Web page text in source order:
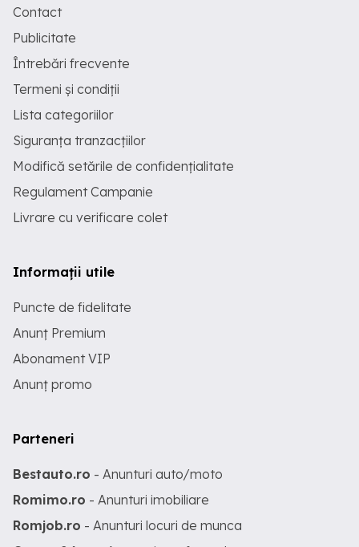
Contact
Publicitate
Întrebări frecvente
Termeni și condiții
Lista categoriilor
Siguranța tranzacțiilor
Modifică setările de confidențialitate
Regulament Campanie
Livrare cu verificare colet
Informații utile
Puncte de fidelitate
Anunț Premium
Abonament VIP
Anunț promo
Parteneri
Bestauto.ro - Anunturi auto/moto
Romimo.ro - Anunturi imobiliare
Romjob.ro - Anunturi locuri de munca